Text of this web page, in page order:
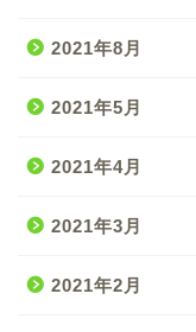
2021年8月
2021年5月
2021年4月
2021年3月
2021年2月